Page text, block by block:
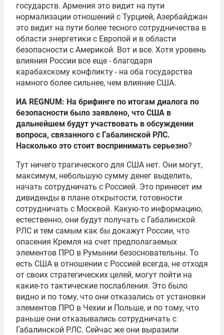
государств. Армения это видит на пути
нормализации отношений с Турцией, Азербайджан
это видит на пути более тесного сотрудничества в
области энергетики с Европой и в области
безопасности с Америкой. Вот и все. Хотя уровень
влияния России все еще - благодаря
карабахскому конфликту - на оба государства
намного более сильнее, чем влияние США.
ИА REGNUM: На брифинге по итогам диалога по
безопасности было заявлено, что США в
дальнейшем будут участвовать в обсуждении
вопроса, связанного с Габалинской РЛС.
Насколько это стоит воспринимать серьезно?
Тут ничего трагического для США нет. Они могут,
максимум, небольшую сумму денег выделить,
начать сотрудничать с Россией. Это принесет им
дивиденды в плане открытости, готовности
сотрудничать с Москвой. Какую-то информацию,
естественно, они будут получать с Габалинской
РЛС и тем самым как бы докажут России, что
опасения Кремля на счет предполагаемых
элементов ПРО в Румынии безосновательны. То
есть США в отношении с Россией всегда, не отходя
от своих стратегических целей, могут пойти на
какие-то тактические послабления. Это было
видно и по тому, что они отказались от установки
элементов ПРО в Чехии и Польше, и по тому, что
раньше они отказывались сотрудничать с
Габалинской РЛС. Сейчас же они выразили